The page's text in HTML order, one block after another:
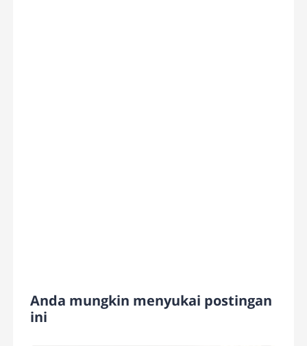
Anda mungkin menyukai postingan
ini